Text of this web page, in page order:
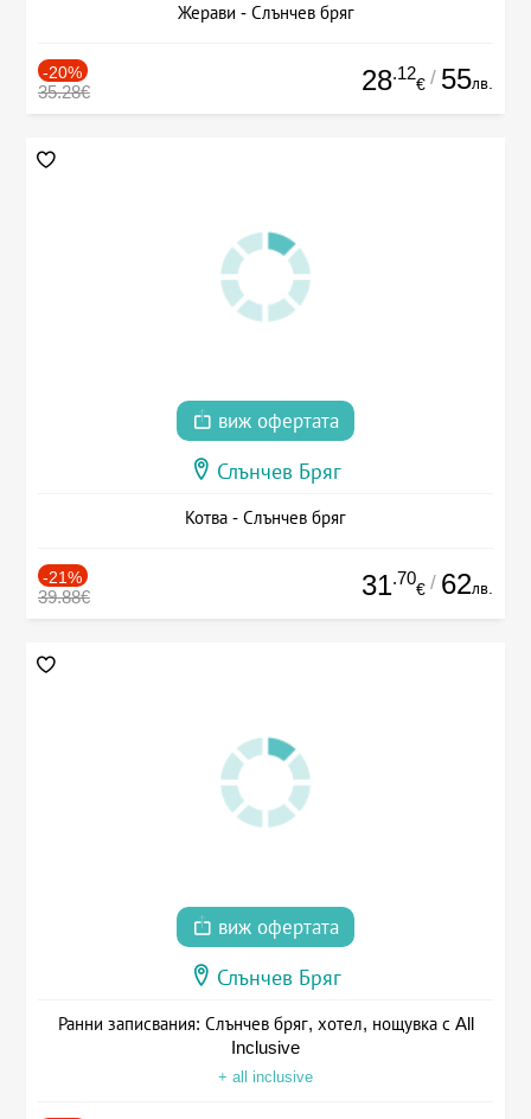
Жерави - Слънчев бряг
-20%
35.28€ 28.12
€ / 55лв.
виж офертата
Слънчев Бряг
Котва - Слънчев бряг
-21%
39.88€ 31.70
€ / 62лв.
виж офертата
Слънчев Бряг
Ранни записвания: Слънчев бряг, хотел, нощувка с All
Inclusive
+ all inclusive